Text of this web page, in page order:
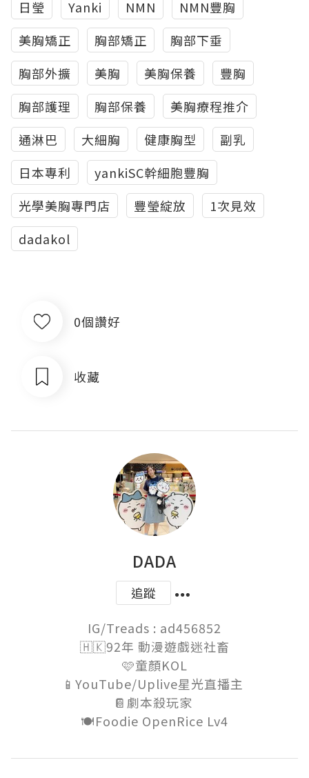
日瑩 Yanki NMN
NMN豐胸
美胸矯正
胸部矯正
胸部下垂
胸部外擴
美胸 美胸保養
豐胸
胸部護理
胸部保養
美胸療程推介
通淋巴
大細胸 健康胸型
副乳
日本專利
yankiSC幹細胞豐胸
光學美胸專門店
豐瑩綻放
1次見效
dadakol
0個讚好
收藏
DADA
追蹤
IG/Treads : ad456852
🇭🇰92年 動漫遊戲迷社畜
🩷童顏KOL
📱YouTube/Uplive星光直播主
📔劇本殺玩家
🍽️Foodie OpenRice Lv4